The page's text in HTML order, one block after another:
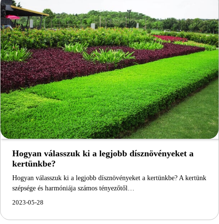
Hogyan válasszuk ki a legjobb dísznövényeket a
kertünkbe?
Hogyan válasszuk ki a legjobb dísznövényeket a kertünkbe? A kertünk
szépsége és harmóniája számos tényezőtől…
2023-05-28